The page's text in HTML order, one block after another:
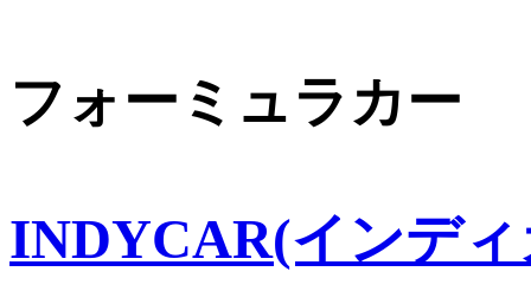
フォーミュラカー
INDYCAR(インデ